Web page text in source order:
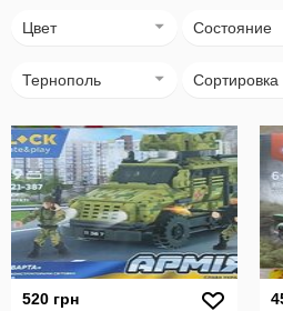
Цвет Состояние
Тернополь Сортировка
520 грн